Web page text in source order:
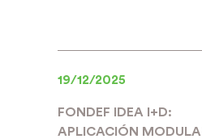
19/12/2025
FONDEF IDEA I+D:
APLICACIÓN